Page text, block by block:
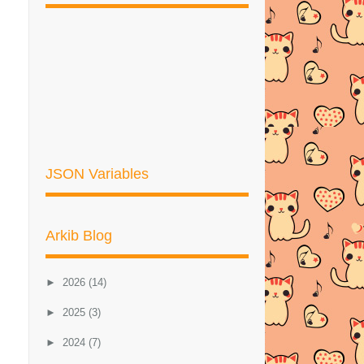
JSON Variables
Arkib Blog
► 2026 (14)
► 2025 (3)
► 2024 (7)